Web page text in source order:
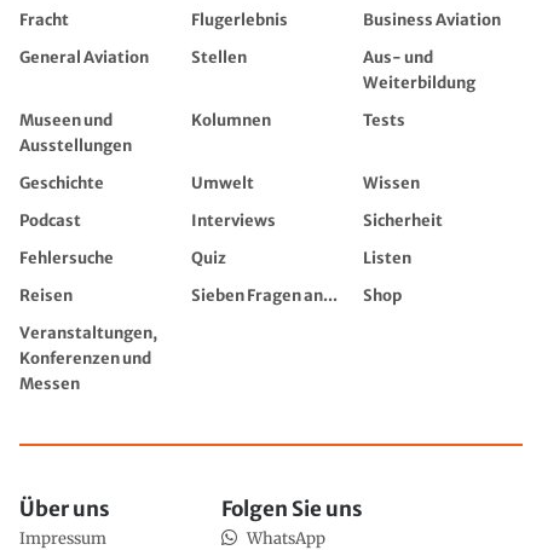
Fracht
Flugerlebnis
Business Aviation
General Aviation
Stellen
Aus- und
Weiterbildung
Museen und
Ausstellungen
Kolumnen Tests
Geschichte Umwelt
Wissen
Podcast
Interviews
Sicherheit
Fehlersuche
Quiz
Listen
Reisen
Sieben Fragen an...
Shop
Veranstaltungen,
Konferenzen und
Messen
Über uns
Impressum
Folgen Sie uns
WhatsApp